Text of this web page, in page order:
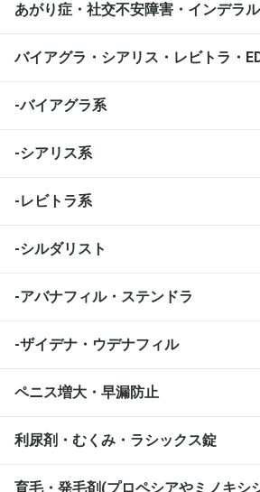
あがり症・社交不安障害・インデラル
バイアグラ・シアリス・レビトラ・
-バイアグラ系
-シアリス系
-レビトラ系
-シルダリスト
-アバナフィル・ステンドラ
-ザイデナ・ウデナフィル
ペニス増大・早漏防止
利尿剤・むくみ・ラシックス錠
育毛・発毛剤(プロペシアやミノキシ